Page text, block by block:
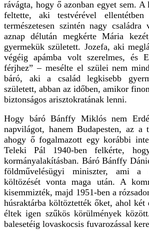
rávágta, hogy ő azonban egyet sem.
feltette, aki testvérével
természetesen szintén nagy
aznap délután megkérte Mária
gyermekük született. Jozefa, aki
végéig apámba volt szerelmes, és
férjhez” – mesélte el szülei nem
báró, aki a család legkisebb
született, abban az időben, amikor
biztonságos arisztokratának lenni.
Hogy báró Bánffy Miklós nem
napvilágot, hanem Budapesten, az a
ahogy ő fogalmazott egy korábbi
Teleki Pál 1940-ben felkérte,
kormányalakításban. Báró Bánffy
földművelésügyi miniszter, ami a
költözését vonta maga után. A
kisemmizték, majd 1951-ben a
húsraktárba költöztették őket, ahol
éltek igen szűkös körülmények
balesetéig lovaskocsis fuvarozással